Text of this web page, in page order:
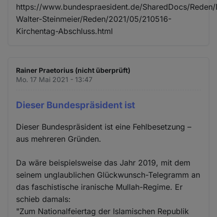
https://www.bundespraesident.de/SharedDocs/
Walter-Steinmeier/Reden/2021/05/210516-
Kirchentag-Abschluss.html
Rainer Praetorius (nicht überprüft)
Mo. 17 Mai 2021 - 13:47
Dieser Bundespräsident ist
Dieser Bundespräsident ist eine Fehlbesetzung –
aus mehreren Gründen.
Da wäre beispielsweise das Jahr 2019, mit dem
seinem unglaublichen Glückwunsch-Telegramm an
das faschistische iranische Mullah-Regime. Er
schieb damals:
"Zum Nationalfeiertag der Islamischen Republik